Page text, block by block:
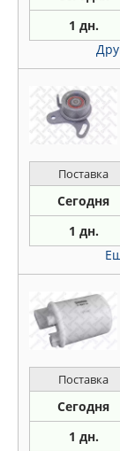
1 дн.
Поставка
Сегодня
1 дн.
Поставка
Сегодня
1 дн.